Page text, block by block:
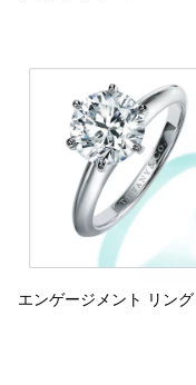
エンゲージメント リング